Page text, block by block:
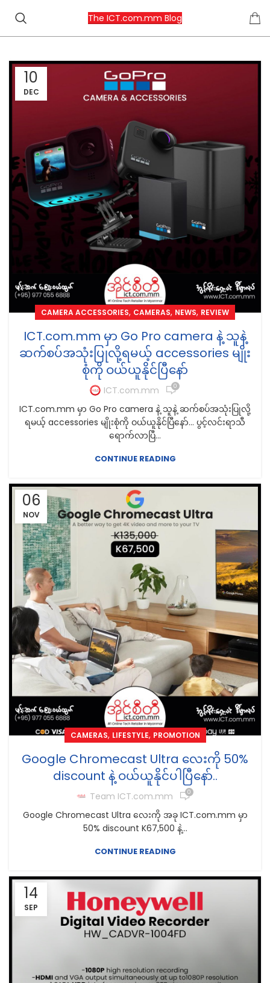
The ICT.com.mm Blog
10
DEC
CAMERA ACCESSORIES, CAMERAS, NEWS, REVIEW
ICT.com.mm မှာ Go Pro camera နဲ့ သူနဲ့
ဆက်စပ်အသုံးပြုလို့ရမယ့် accessories မျိုး
စုံကို ဝယ်ယူနိုင်ပြီနော်
ICT.com.mm 0
ICT.com.mm မှာ Go Pro camera နဲ့ သူနဲ့ ဆက်စပ်အသုံးပြုလို့
ရမယ့် accessories မျိုးစုံကို ဝယ်ယူနိုင်ပြီနော်... ပွင့်လင်းရာသီ
ရောက်လာပြီ...
CONTINUE READING
06
NOV
CAMERAS, LIFESTYLE, PROMOTION
Google Chromecast Ultra လေးကို 50%
discount နဲ့ ဝယ်ယူနိုင်ပါပြီနော်..
Team ICT.com.mm 0
Google Chromecast Ultra လေးကို အခု ICT.com.mm မှာ
50% discount K67,500 နဲ့...
CONTINUE READING
14
SEP